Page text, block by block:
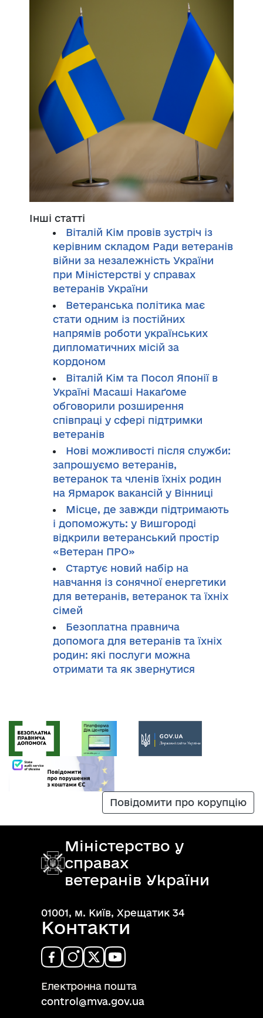
Інші статті
Віталій Кім провів зустріч із
керівним складом Ради ветеранів
війни за незалежність України
при Міністерстві у справах
ветеранів України
Ветеранська політика має
стати одним із постійних
напрямів роботи українських
дипломатичних місій за
кордоном
Віталій Кім та Посол Японії в
Україні Масаші Накаґоме
обговорили розширення
співпраці у сфері підтримки
ветеранів
Нові можливості після служби:
запрошуємо ветеранів,
ветеранок та членів їхніх родин
на Ярмарок вакансій у Вінниці
Місце, де завжди підтримають
і допоможуть: у Вишгороді
відкрили ветеранський простір
«Ветеран ПРО»
Стартує новий набір на
навчання із сонячної енергетики
для ветеранів, ветеранок та їхніх
сімей
Безоплатна правнича
допомога для ветеранів та їхніх
родин: які послуги можна
отримати та як звернутися
Повідомити про корупцію
Міністерство у
справах
ветеранів України
01001, м. Київ, Хрещатик 34
Контакти
Електронна пошта
control@mva.gov.ua